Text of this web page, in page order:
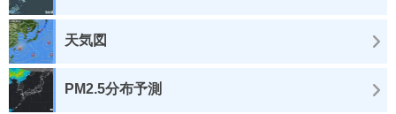
天気図
PM2.5分布予測